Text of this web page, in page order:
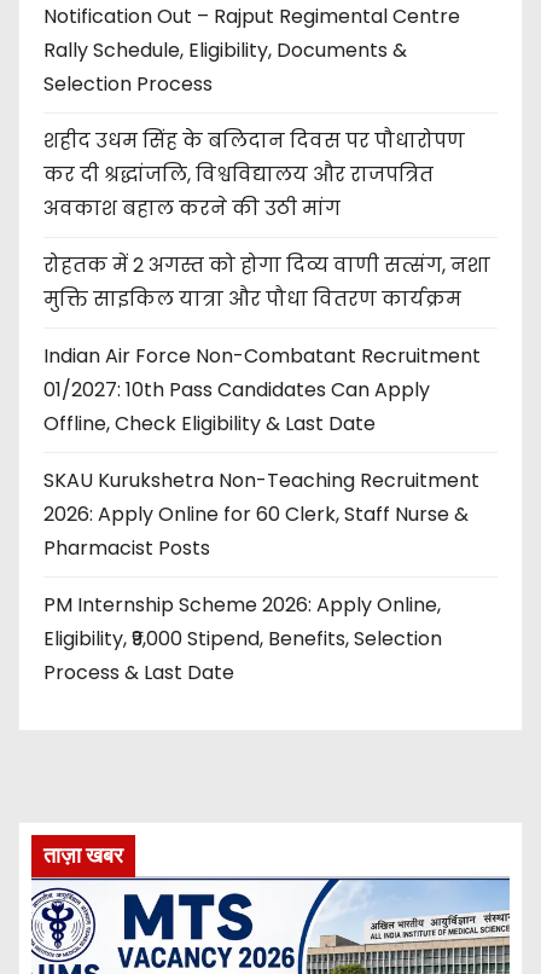
Notification Out – Rajput Regimental Centre
Rally Schedule, Eligibility, Documents &
Selection Process
शहीद उधम सिंह के बलिदान दिवस पर पौधारोपण
कर दी श्रद्धांजलि, विश्वविद्यालय और राजपत्रित
अवकाश बहाल करने की उठी मांग
रोहतक में 2 अगस्त को होगा दिव्य वाणी सत्संग, नशा
मुक्ति साइकिल यात्रा और पौधा वितरण कार्यक्रम
Indian Air Force Non-Combatant Recruitment
01/2027: 10th Pass Candidates Can Apply
Offline, Check Eligibility & Last Date
SKAU Kurukshetra Non-Teaching Recruitment
2026: Apply Online for 60 Clerk, Staff Nurse &
Pharmacist Posts
PM Internship Scheme 2026: Apply Online,
Eligibility, ₹9,000 Stipend, Benefits, Selection
Process & Last Date
ताज़ा खबर